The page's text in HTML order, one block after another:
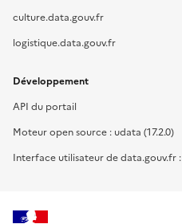
culture.data.gouv.fr
logistique.data.gouv.fr
Développement
API du portail
Moteur open source : udata (17.2.0)
Interface utilisateur de data.gouv.fr